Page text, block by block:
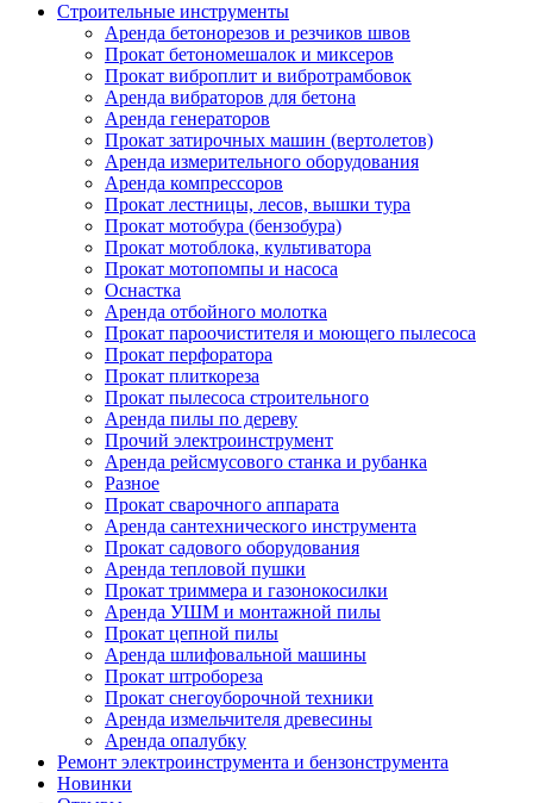
Строительные инструменты
Аренда бетонорезов и резчиков швов
Прокат бетономешалок и миксеров
Прокат виброплит и вибротрамбовок
Аренда вибраторов для бетона
Аренда генераторов
Прокат затирочных машин (вертолетов)
Аренда измерительного оборудования
Аренда компрессоров
Прокат лестницы, лесов, вышки тура
Прокат мотобура (бензобура)
Прокат мотоблока, культиватора
Прокат мотопомпы и насоса
Оснастка
Аренда отбойного молотка
Прокат пароочистителя и моющего пылесоса
Прокат перфоратора
Прокат плиткореза
Прокат пылесоса строительного
Аренда пилы по дереву
Прочий электроинструмент
Аренда рейсмусового станка и рубанка
Разное
Прокат сварочного аппарата
Аренда сантехнического инструмента
Прокат садового оборудования
Аренда тепловой пушки
Прокат триммера и газонокосилки
Аренда УШМ и монтажной пилы
Прокат цепной пилы
Аренда шлифовальной машины
Прокат штробореза
Прокат снегоуборочной техники
Аренда измельчителя древесины
Аренда опалубку
Ремонт электроинструмента и бензонструмента
Новинки